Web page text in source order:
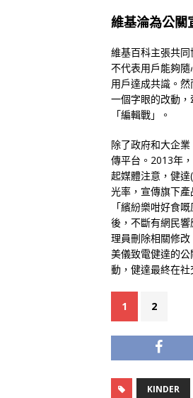
維基淪為公關
維基百科主張共
不代表用戶能夠
用戶達成共識。
一個字眼的改動
「編輯戰」。
除了政府和大企
傳平台。2013年
起媒體注意，健
光率，宣傳旗下
「繽紛樂咁好食
後，不斷有網民
理員刪除相關修
美儀致電健達的
動，健達最終在社
1 2
KINDER